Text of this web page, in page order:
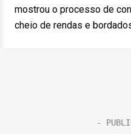
mostrou o processo de
cheio de rendas e